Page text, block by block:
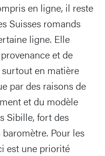
en ligne, il reste
Suisses romands
ligne. Elle
et de
en matière
par des raisons de
et du modèle
Sibille, fort des
Pour les
est une priorité